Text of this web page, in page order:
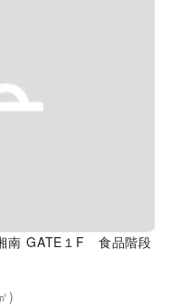
南 GATE１F 食品階段
)